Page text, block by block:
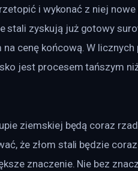
i wykonać z niej
zyskują już gotowy
cenę końcową. W licznych
jest procesem tańszym
ziemskiej będą coraz
że złom stali będzie
znaczenie. Nie bez